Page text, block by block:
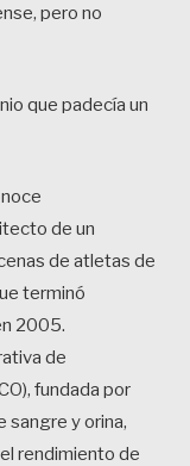
pero no
que padecía un
de un
de atletas de
terminó
2005.
de
fundada por
sangre y orina,
rendimiento de